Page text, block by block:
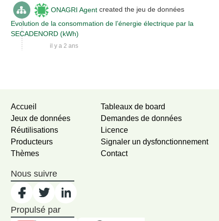
ONAGRI Agent created the jeu de données
Evolution de la consommation de l’énergie électrique par la
SECADENORD (kWh)
il y a 2 ans
Accueil
Jeux de données
Réutilisations
Producteurs
Thèmes
Tableaux de board
Demandes de données
Licence
Signaler un dysfonctionnement
Contact
Nous suivre
Propulsé par